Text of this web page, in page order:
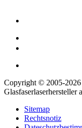
Copyright © 2005-2026
Glasfaserlaserhersteller
Sitemap
Rechtsnotiz